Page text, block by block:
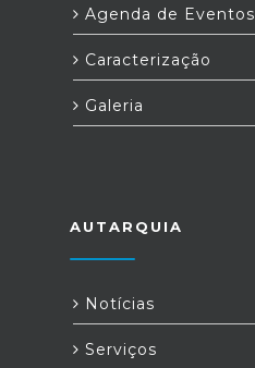
Agenda de Eventos
Caracterização
Galeria
AUTARQUIA
Notícias
Serviços